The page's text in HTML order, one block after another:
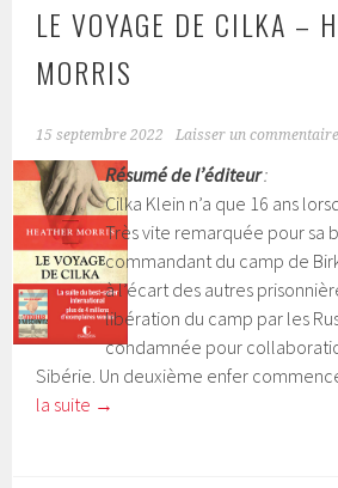
LE VOYAGE DE CILKA –
MORRIS
15 septembre 2022 Laisser un commentaire
Résumé de l’éditeur:
Cilka Klein n’a que 16 ans
Très vite remarquée pour sa
commandant du camp de
à l’écart des autres
libération du camp par les
condamnée pour
Sibérie. Un deuxième enfer
la suite →